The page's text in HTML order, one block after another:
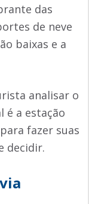
das
de neve
baixas e a
analisar o
é a estação
fazer suas
decidir.